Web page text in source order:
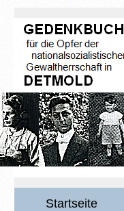
Startseite